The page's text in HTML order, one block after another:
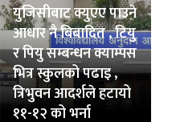
युजिसीबाट क्युएए पाउने
आधार नै बिबादित , टियु
र पियु सम्बन्धन क्याम्पस
भित्र स्कुलको पढाइ ,
त्रिभुवन आदर्शले हटायो
११-१२ को भर्ना